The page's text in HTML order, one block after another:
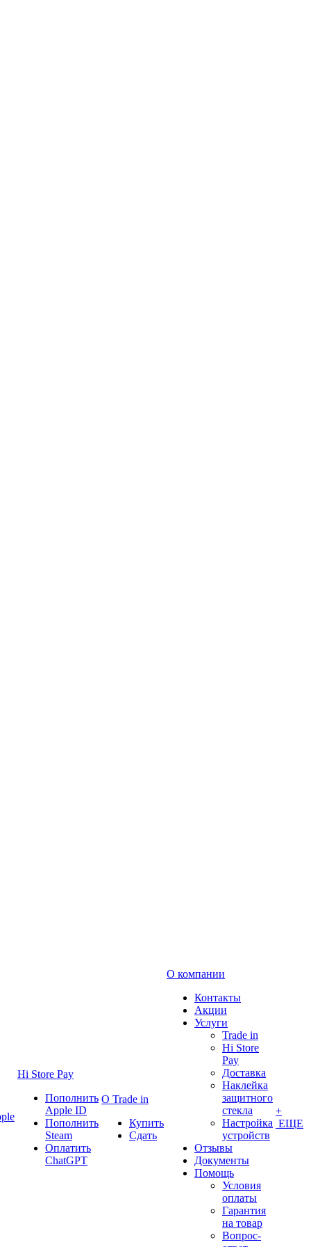
Hi Store Pay
Пополнить
Apple ID
Пополнить
Steam
Оплатить
ChatGPT
О Trade in
Купить
Сдать
О компании
Контакты
Акции
Услуги
Trade in
Hi Store
Pay
Доставка
Наклейка
защитного
стекла
Настройка
устройств
Отзывы
Документы
Помощь
Условия
оплаты
Гарантия
на товар
Вопрос-
+
ЕЩЕ